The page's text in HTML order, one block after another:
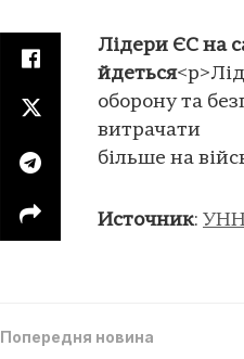
Лідери ЄС на
йдеться
оборону та
витрачати
більше на
Источник: УНН
Попередня новина